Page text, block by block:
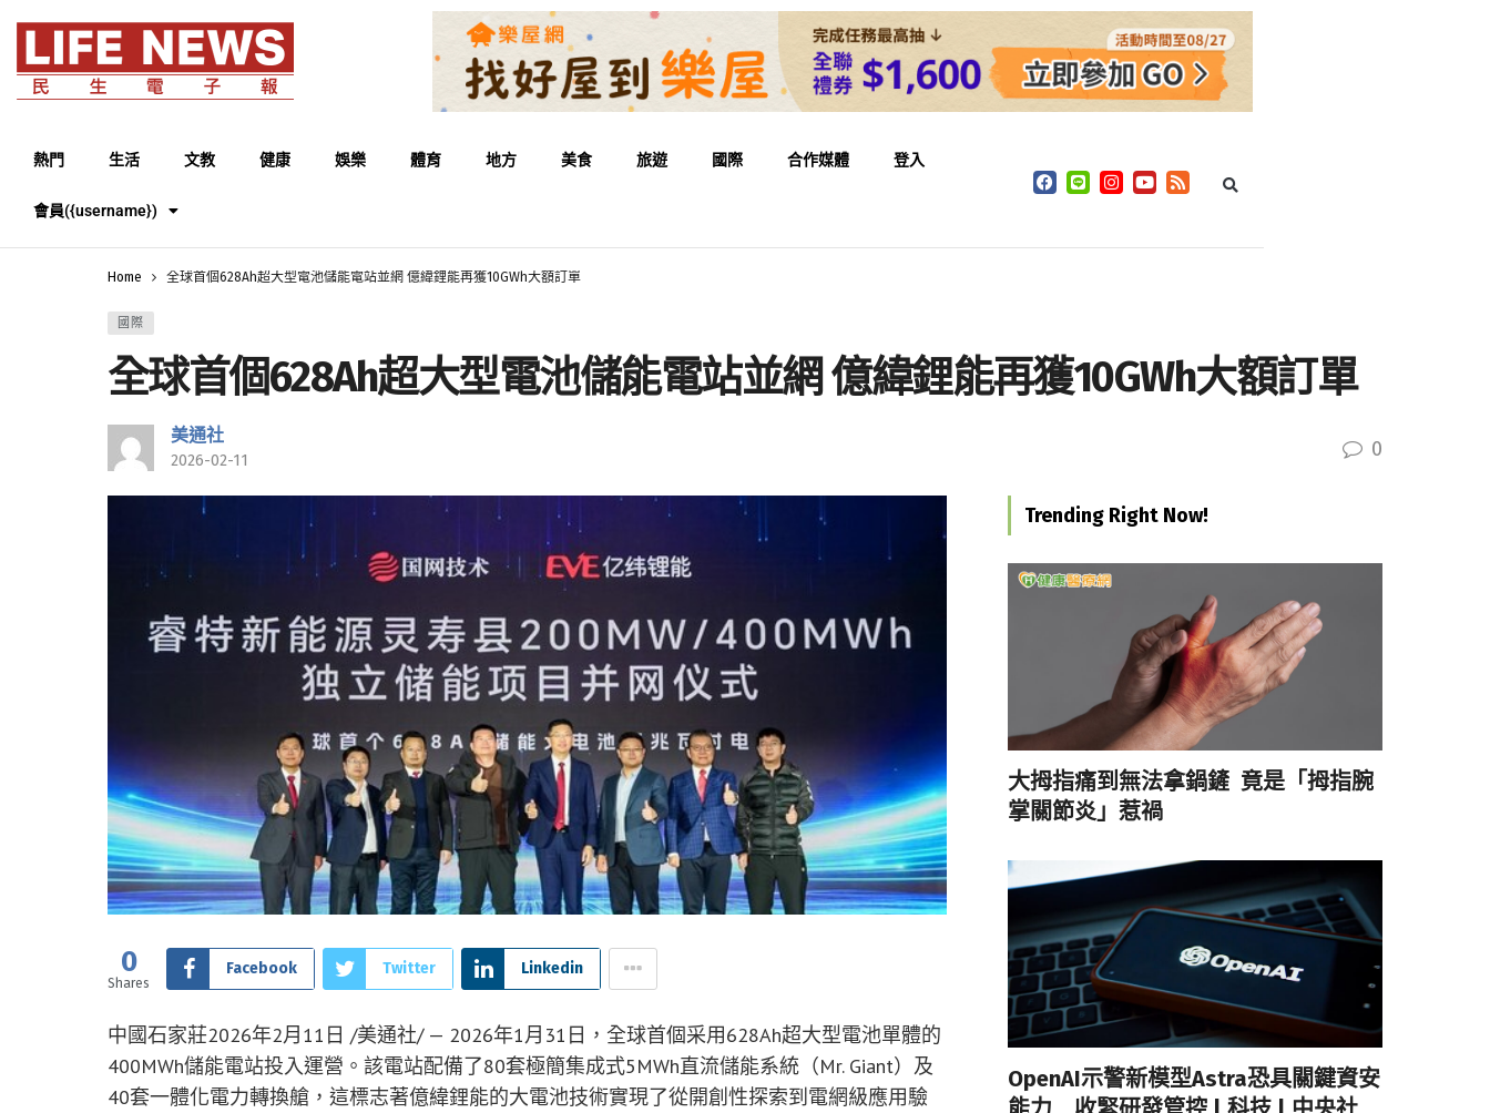
熱門 生活 文教 健康 娛樂 體育 地方 美食 旅遊 國際 合作媒體 登入
會員({username})
Home 全球首個628Ah超大型電池儲能電站並網 億緯鋰能再獲10GWh大額訂單
國際
全球首個628Ah超大型電池儲能電站並網 億緯鋰能再獲10GWh大額訂單
美通社
2026-02-11 0
0
Shares
Facebook Twitter Linkedin
中國石家莊2026年2月11日 /美通社/ — 2026年1月31日，全球首個采用628Ah超大型電池單體的
400MWh儲能電站投入運營。該電站配備了80套極簡集成式5MWh直流儲能系統（Mr. Giant）及
40套一體化電力轉換艙，這標志著億緯鋰能的大電池技術實現了從開創性探索到電網級應用驗
Trending Right Now!
大拇指痛到無法拿鍋鏟 竟是「拇指腕
掌關節炎」惹禍
OpenAI示警新模型Astra恐具關鍵資安